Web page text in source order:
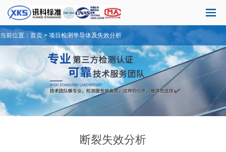
当前位置： 首页 > 项目检测半导体及失效分析
断裂失效分析